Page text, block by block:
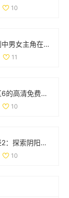
10
难哄电视剧中男女主角在第几集终于走到了一起的精彩时刻
11
探索无人区6的高清免费追剧软件，畅享无广告观看体验
10
《玉女心经2：探索阴阳和合之道与心灵的交融》
10